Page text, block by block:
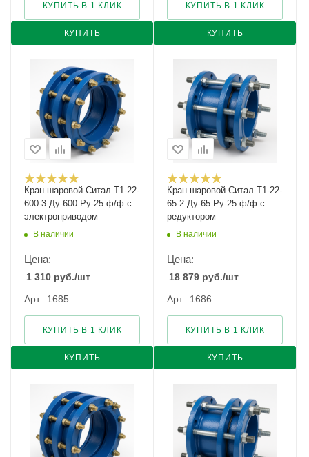
КУПИТЬ
КУПИТЬ В 1 КЛИК
КУПИТЬ
КУПИТЬ В 1 КЛИК
Кран шаровой Cитал T1-22-
600-3 Ду-600 Ру-25 ф/ф с
электроприводом
В наличии
Цена:
1 310 руб./шт
Арт.: 1685
КУПИТЬ
КУПИТЬ В 1 КЛИК
Кран шаровой Cитал T1-22-
65-2 Ду-65 Ру-25 ф/ф с
редуктором
В наличии
Цена:
18 879 руб./шт
Арт.: 1686
КУПИТЬ
КУПИТЬ В 1 КЛИК